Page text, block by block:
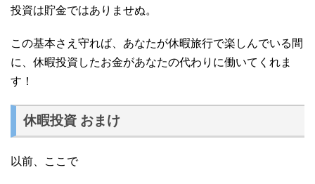
投資は貯金ではありませぬ。
この基本さえ守れば、あなたが休暇旅行で楽しんでいる間
に、休暇投資したお金があなたの代わりに働いてくれま
す！
休暇投資 おまけ
以前、ここで